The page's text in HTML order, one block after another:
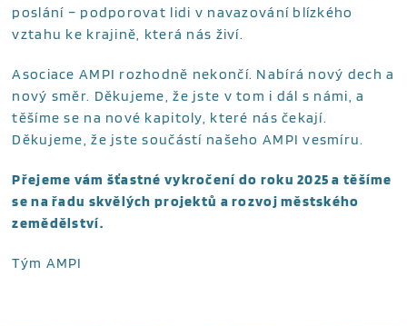
poslání – podporovat lidi v navazování blízkého
vztahu ke krajině, která nás živí.
Asociace AMPI rozhodně nekončí. Nabírá nový dech a
nový směr. Děkujeme, že jste v tom i dál s námi, a
těšíme se na nové kapitoly, které nás čekají.
Děkujeme, že jste součástí našeho AMPI vesmíru.
Přejeme vám šťastné vykročení do roku 2025 a těšíme
se na řadu skvělých projektů a rozvoj městského
zemědělství.
Tým AMPI